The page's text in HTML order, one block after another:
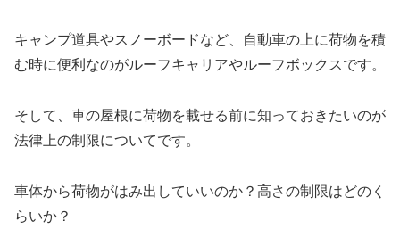
キャンプ道具やスノーボードなど、自動車の上に荷物を積
む時に便利なのがルーフキャリアやルーフボックスです。
そして、車の屋根に荷物を載せる前に知っておきたいのが
法律上の制限についてです。
車体から荷物がはみ出していいのか？高さの制限はどのく
らいか？